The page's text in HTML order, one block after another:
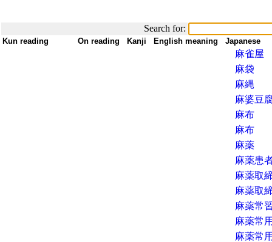
Search for:
Kun reading On reading Kanji English meaning Japanese
麻雀屋
麻袋
麻縄
麻婆豆
麻布
麻布
麻薬
麻薬患
麻薬取
麻薬取
麻薬常
麻薬常
麻薬常